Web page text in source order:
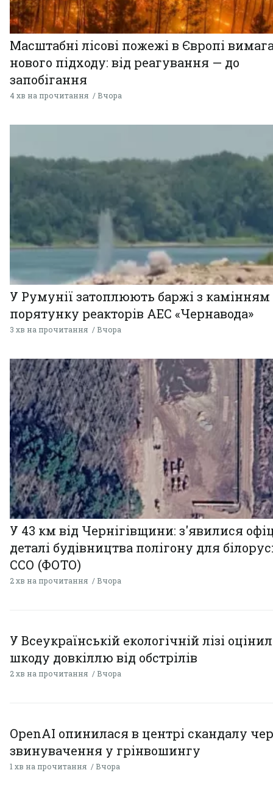
Масштабні лісові пожежі в Європі
нового підходу: від реагування — до
запобігання
4 хв на прочитання Вчора
У Румунії затоплюють баржі з
порятунку реакторів АЕС «Чернавода»
3 хв на прочитання Вчора
У 43 км від Чернігівщини: з'явилися
деталі будівництва полігону для
ССО (ФОТО)
2 хв на прочитання Вчора
У Всеукраїнській екологічній лізі
шкоду довкіллю від обстрілів
2 хв на прочитання Вчора
OpenAI опинилася в центрі скандалу
звинувачення у грінвошингу
1 хв на прочитання Вчора